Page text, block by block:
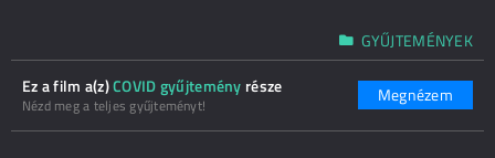
GYŰJTEMÉNYEK
Ez a film a(z)COVID gyűjtemény része
Nézd meg a teljes gyűjteményt! Megnézem